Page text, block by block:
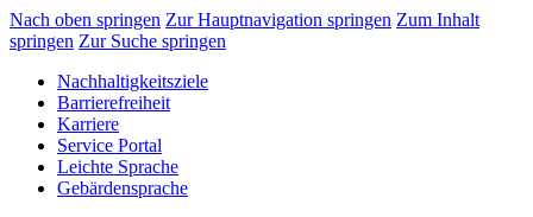
Nach oben springen Zur Hauptnavigation springen Zum Inhalt
springen Zur Suche springen
Nachhaltigkeitsziele
Barrierefreiheit
Karriere
Service Portal
Leichte Sprache
Gebärdensprache